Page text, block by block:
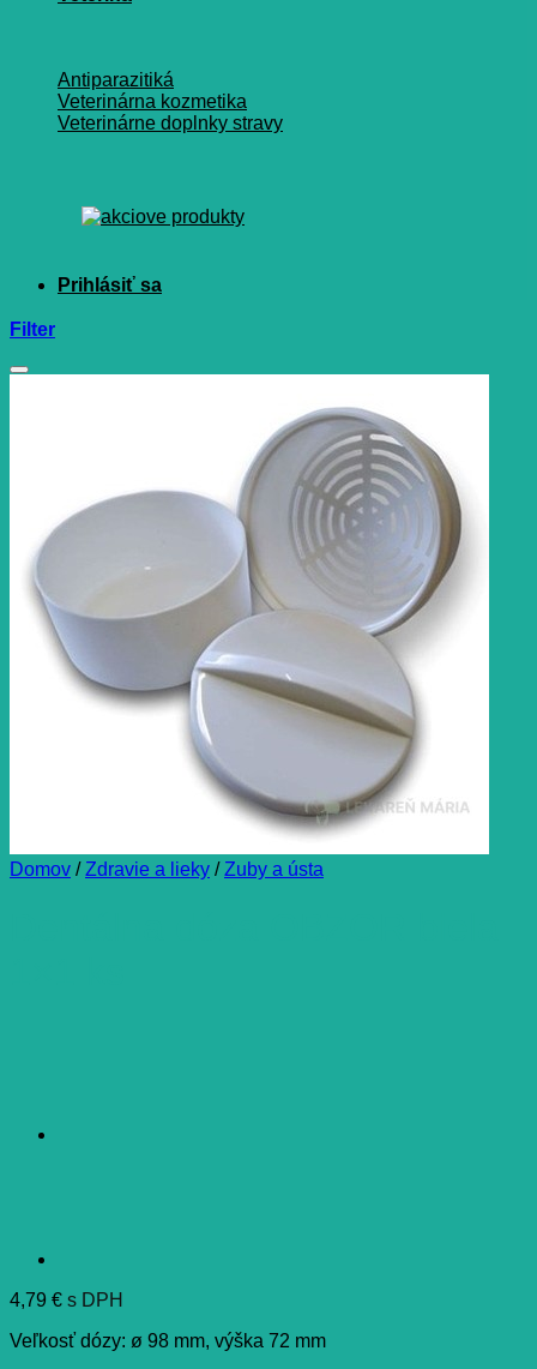
Antiparazitiká
Veterinárna kozmetika
Veterinárne doplnky stravy
Filter
Domov / Zdravie a lieky / Zuby a ústa
4,79 € s DPH
Veľkosť dózy: ø 98 mm, výška 72 mm